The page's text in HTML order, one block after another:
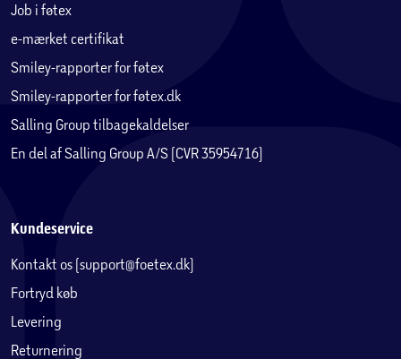
Job i føtex
e-mærket certifikat
Smiley-rapporter for føtex
Smiley-rapporter for føtex.dk
Salling Group tilbagekaldelser
En del af Salling Group A/S (CVR 35954716)
Kundeservice
Kontakt os (support@foetex.dk)
Fortryd køb
Levering
Returnering